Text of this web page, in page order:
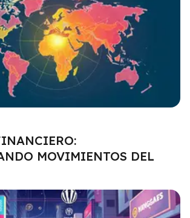
MOVIMIENTOS DEL